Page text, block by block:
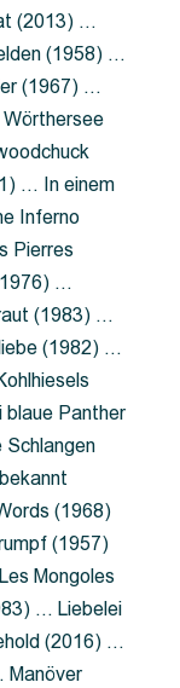
(2013) …
(1958) …
(1967) …
… In einem
Inferno
Pierres
…
(1983) …
(1982) …
Panther
(1968)
(1957)
Mongoles
… Liebelei
(2016) …
Manöver